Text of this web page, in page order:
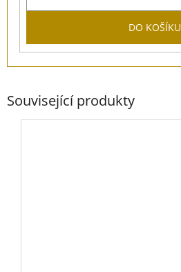
DO KOŠÍKU
Související produkty